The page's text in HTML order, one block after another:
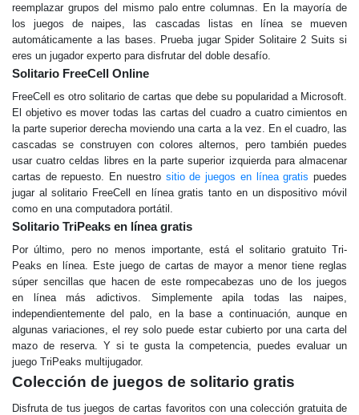
reemplazar grupos del mismo palo entre columnas. En la mayoría de
los juegos de naipes, las cascadas listas en línea se mueven
automáticamente a las bases. Prueba jugar Spider Solitaire 2 Suits si
eres un jugador experto para disfrutar del doble desafío.
Solitario FreeCell Online
FreeCell es otro solitario de cartas que debe su popularidad a Microsoft.
El objetivo es mover todas las cartas del cuadro a cuatro cimientos en
la parte superior derecha moviendo una carta a la vez. En el cuadro, las
cascadas se construyen con colores alternos, pero también puedes
usar cuatro celdas libres en la parte superior izquierda para almacenar
cartas de repuesto. En nuestro sitio de juegos en línea gratis puedes
jugar al solitario FreeCell en línea gratis tanto en un dispositivo móvil
como en una computadora portátil.
Solitario TriPeaks en línea gratis
Por último, pero no menos importante, está el solitario gratuito Tri-
Peaks en línea. Este juego de cartas de mayor a menor tiene reglas
súper sencillas que hacen de este rompecabezas uno de los juegos
en línea más adictivos. Simplemente apila todas las naipes,
independientemente del palo, en la base a continuación, aunque en
algunas variaciones, el rey solo puede estar cubierto por una carta del
mazo de reserva. Y si te gusta la competencia, puedes evaluar un
juego TriPeaks multijugador.
Colección de juegos de solitario gratis
Disfruta de tus juegos de cartas favoritos con una colección gratuita de